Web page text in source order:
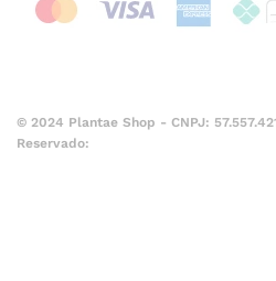
© 2024 Plantae Shop - CNPJ:
Reservado: